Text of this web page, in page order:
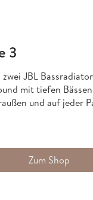
3
JBL
mit tiefen
und auf jeder
Zum Shop